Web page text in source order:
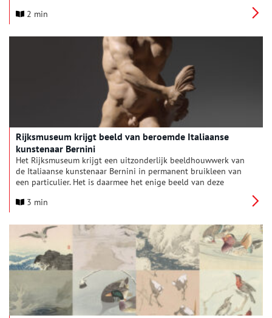
in de nasleep van de Black Lives Matter-protesten in haar
Painting the Town, waar de foto’s onderdeel van zijn, is vanaf 7
februari t/m 9 juni 2025 te zien in het Rijksmuseum.
2 min
Rijksmuseum krijgt beeld van beroemde Italiaanse
kunstenaar Bernini
Het Rijksmuseum krijgt een uitzonderlijk beeldhouwwerk van
de Italiaanse kunstenaar Bernini in permanent bruikleen van
een particulier. Het is daarmee het enige beeld van deze
om het terracotta studiemodel van de Triton staand op een
Fontana del Moro op één van de belangrijkste pleinen van
Rome, Piazza Navona. Het 72 centimeter hoge beeld was in
2020 al in het Rijksmuseum te zien op de tentoonstelling
Caravaggio – Bernini.
3 min